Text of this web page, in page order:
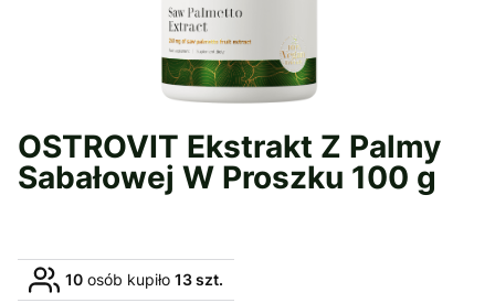
OSTROVIT Ekstrakt Z Palmy
Sabałowej W Proszku 100 g
10 osób kupiło 13 szt.